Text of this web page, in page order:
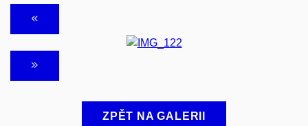
ZPĚT NA GALERII